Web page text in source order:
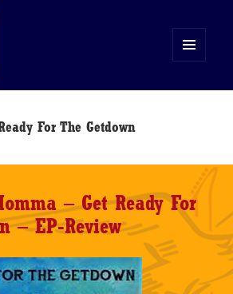
WIDGETS
For The Getdown
– Get Ready For
– EP-Review